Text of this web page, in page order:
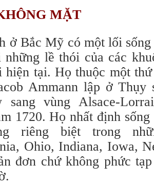
MẶT
ở Bắc Mỹ có một lối
lề thói của các
hiện tại. Họ thuộc một
Ammann lập ở
sang vùng Alsace-
1720. Họ nhất định
riêng biệt trong
Ohio, Indiana, Iowa,
đơn chứ không phức